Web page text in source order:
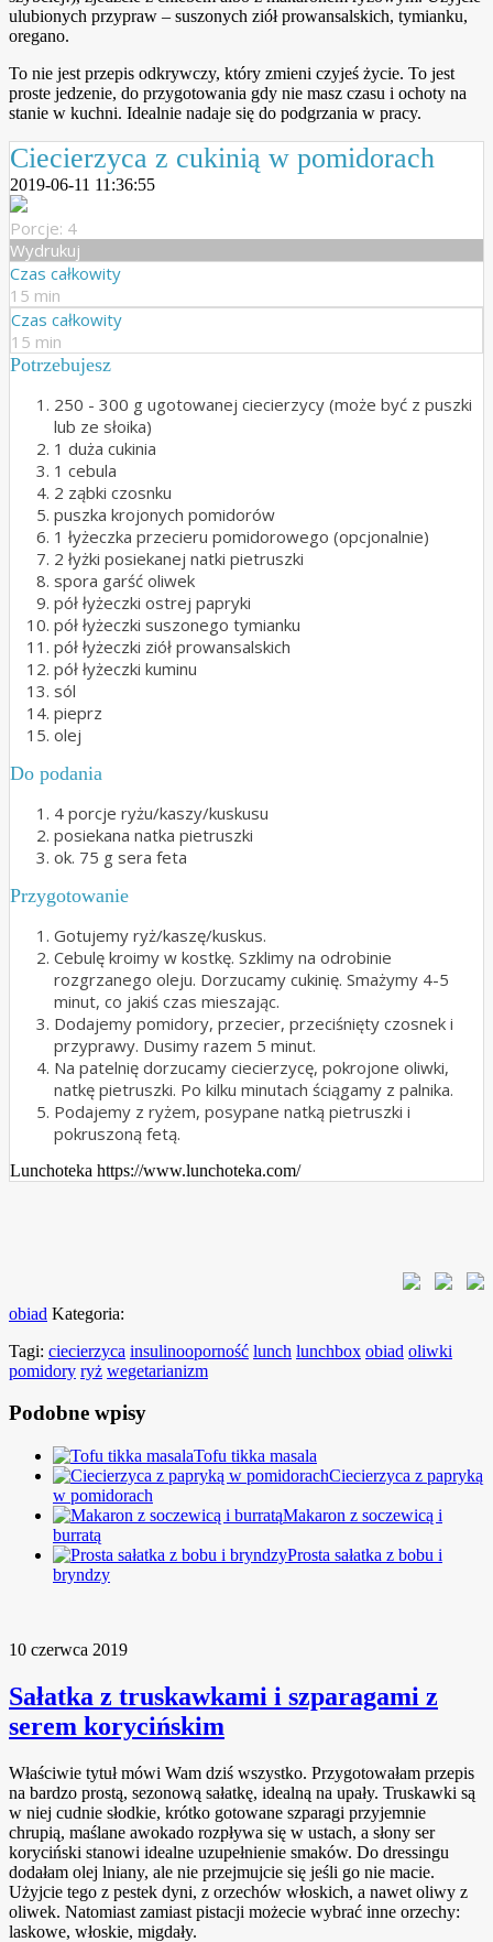
ulubionych przypraw – suszonych ziół prowansalskich, tymianku,
oregano.
To nie jest przepis odkrywczy, który zmieni czyjeś życie. To jest
proste jedzenie, do przygotowania gdy nie masz czasu i ochoty na
stanie w kuchni. Idealnie nadaje się do podgrzania w pracy.
Ciecierzyca z cukinią w pomidorach
2019-06-11 11:36:55
Porcje: 4
Wydrukuj
Czas całkowity
15 min
Czas całkowity
15 min
Potrzebujesz
250 - 300 g ugotowanej ciecierzycy (może być z puszki
lub ze słoika)
1 duża cukinia
1 cebula
2 ząbki czosnku
puszka krojonych pomidorów
1 łyżeczka przecieru pomidorowego (opcjonalnie)
2 łyżki posiekanej natki pietruszki
spora garść oliwek
pół łyżeczki ostrej papryki
pół łyżeczki suszonego tymianku
pół łyżeczki ziół prowansalskich
pół łyżeczki kuminu
sól
pieprz
olej
Do podania
4 porcje ryżu/kaszy/kuskusu
posiekana natka pietruszki
ok. 75 g sera feta
Przygotowanie
Gotujemy ryż/kaszę/kuskus.
Cebulę kroimy w kostkę. Szklimy na odrobinie
rozgrzanego oleju. Dorzucamy cukinię. Smażymy 4-5
minut, co jakiś czas mieszając.
Dodajemy pomidory, przecier, przeciśnięty czosnek i
przyprawy. Dusimy razem 5 minut.
Na patelnię dorzucamy ciecierzycę, pokrojone oliwki,
natkę pietruszki. Po kilku minutach ściągamy z palnika.
Podajemy z ryżem, posypane natką pietruszki i
pokruszoną fetą.
Lunchoteka https://www.lunchoteka.com/
obiad Kategoria:
Tagi: ciecierzyca insulinooporność lunch lunchbox obiad oliwki
pomidory ryż wegetarianizm
Podobne wpisy
Tofu tikka masala
Ciecierzyca z papryką
w pomidorach
Makaron z soczewicą i
burratą
Prosta sałatka z bobu i
bryndzy
10 czerwca 2019
Sałatka z truskawkami i szparagami z
serem korycińskim
Właściwie tytuł mówi Wam dziś wszystko. Przygotowałam przepis
na bardzo prostą, sezonową sałatkę, idealną na upały. Truskawki są
w niej cudnie słodkie, krótko gotowane szparagi przyjemnie
chrupią, maślane awokado rozpływa się w ustach, a słony ser
koryciński stanowi idealne uzupełnienie smaków. Do dressingu
dodałam olej lniany, ale nie przejmujcie się jeśli go nie macie.
Użyjcie tego z pestek dyni, z orzechów włoskich, a nawet oliwy z
oliwek. Natomiast zamiast pistacji możecie wybrać inne orzechy:
laskowe, włoskie, migdały.